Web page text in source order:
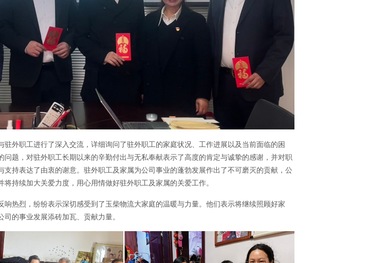
驻外职工进行了深入交流，详细询问了驻外职工的家庭状况、工作进展以及当前面临的困
问题，对驻外职工长期以来的辛勤付出与无私奉献表示了高度的肯定与诚挚的感谢，并对职
支持表达了由衷的谢意。驻外职工及家属为公司事业的蓬勃发展作出了不可磨灭的贡献，公
持续加大关爱力度，用心用情做好驻外职工及家属的关爱工作。
响热烈，纷纷表示深切感受到了玉柴物流大家庭的温暖与力量。他们表示将继续照顾好家
的事业发展添砖加瓦、贡献力量。